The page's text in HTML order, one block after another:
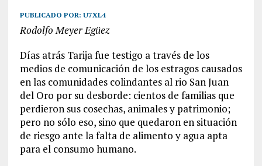
PUBLICADO POR: U7XL4
Rodolfo Meyer Egüez
Días atrás Tarija fue testigo a través de los
medios de comunicación de los estragos causados
en las comunidades colindantes al rio San Juan
del Oro por su desborde: cientos de familias que
perdieron sus cosechas, animales y patrimonio;
pero no sólo eso, sino que quedaron en situación
de riesgo ante la falta de alimento y agua apta
para el consumo humano.